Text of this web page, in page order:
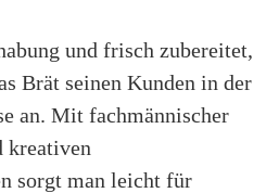
und frisch zubereitet,
Brät seinen Kunden in der
an. Mit fachmännischer
kreativen
sorgt man leicht für